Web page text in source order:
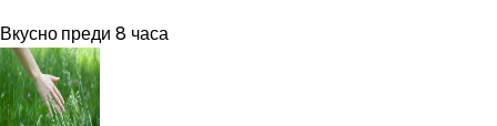
Вкуснопреди 8 часа